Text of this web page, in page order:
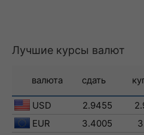
Лучшие курсы валют
валюта сдать
USD 2.9455
EUR
3.4005